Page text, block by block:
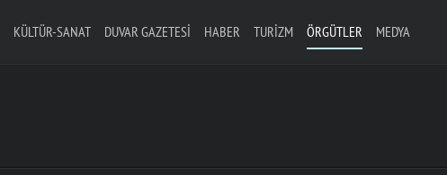
KÜLTÜR-SANAT DUVAR GAZETESI HABER TURIZM ÖRGÜTLER MEDYA